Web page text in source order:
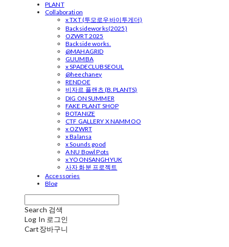
PLANT
Collaboration
x TXT (투모로우바이투게더)
Backsideworks(2025)
OZWRT 2025
Backside works.
@MAHAGRID
GUUMBA
x SPADECLUBSEOUL
@heechaney
RENDOE
비자르 플랜츠 (B.PLANTS)
DIG ON SUMMER
FAKE PLANT SHOP
BOTANIZE
CTF GALLERY X NAMMOO
x OZWRT
x Balansa
x Sounds good
A NU Bowl Pots
x YOONSANGHYUK
사자 화분 프로젝트
Accessories
Blog
Search 검색
Log In 로그인
Cart장바구니